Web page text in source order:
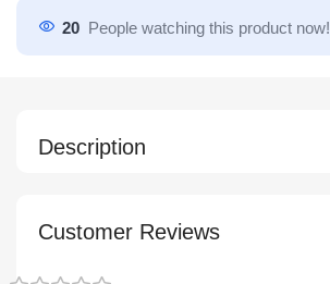
20 People watching this product now!
Description
Customer Reviews